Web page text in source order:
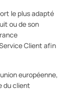
le plus adapté
ou de son
Client afin
européenne,
du client